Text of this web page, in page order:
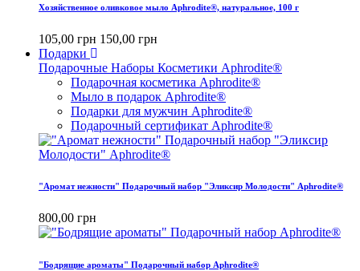
Хозяйственное оливковое мыло Aphrodite®, натуральное, 100 г
105,00 грн 150,00 грн
Подарки
Подарочные Наборы Косметики Aphrodite®
Подарочная косметика Aphrodite®
Мыло в подарок Aphrodite®
Подарки для мужчин Aphrodite®
Подарочный сертификат Aphrodite®
"Аромат нежности" Подарочный набор "Эликсир Молодости" Aphrodite®
800,00 грн
"Бодрящие ароматы" Подарочный набор Aphrodite®